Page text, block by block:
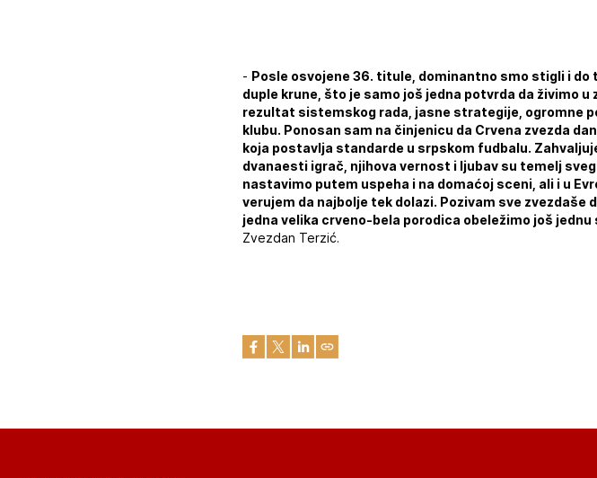
- Posle osvojene 36. titule, dominantno smo stigli i
duple krune, što je samo još jedna potvrda da živimo
rezultat sistemskog rada, jasne strategije, ogromne
klubu. Ponosan sam na činjenicu da Crvena zvezda
koja postavlja standarde u srpskom fudbalu.
dvanaesti igrač, njihova vernost i ljubav su temelj
nastavimo putem uspeha i na domaćoj sceni, ali i u
verujem da najbolje tek dolazi. Pozivam sve zvezdaše
jedna velika crveno-bela porodica obeležimo još
Zvezdan Terzić.